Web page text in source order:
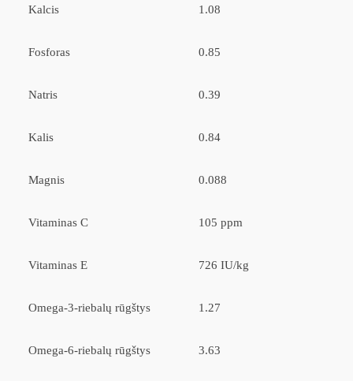
Kalcis 1.08
Fosforas 0.85
Natris 0.39
Kalis 0.84
Magnis 0.088
Vitaminas C 105 ppm
Vitaminas E 726 IU/kg
Omega-3-riebalų rūgštys 1.27
Omega-6-riebalų rūgštys 3.63